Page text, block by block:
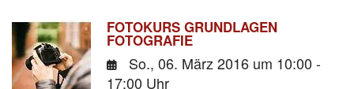
FOTOKURS GRUNDLAGEN
FOTOGRAFIE
So., 06. März 2016 um 10:00 -
17:00 Uhr